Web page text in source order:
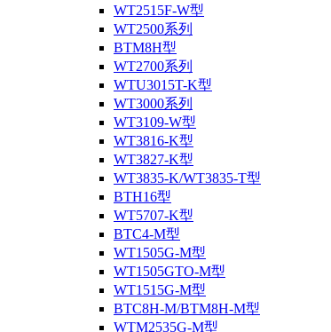
WT2515F-W型
WT2500系列
BTM8H型
WT2700系列
WTU3015T-K型
WT3000系列
WT3109-W型
WT3816-K型
WT3827-K型
WT3835-K/WT3835-T型
BTH16型
WT5707-K型
BTC4-M型
WT1505G-M型
WT1505GTO-M型
WT1515G-M型
BTC8H-M/BTM8H-M型
WTM2535G-M型